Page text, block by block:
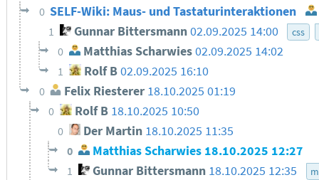
0 SELF-Wiki: Maus- und Tastaturinteraktionen
1 Gunnar Bittersmann 02.09.2025 14:00 css
0 Matthias Scharwies02.09.2025 14:02
1 Rolf B 02.09.2025 16:10
0 Felix Riesterer 18.10.2025 01:19
0 Rolf B 18.10.2025 10:50
0 Der Martin 18.10.2025 11:35
0 Matthias Scharwies 18.10.2025 12:27
1 Gunnar Bittersmann 18.10.2025 12:35